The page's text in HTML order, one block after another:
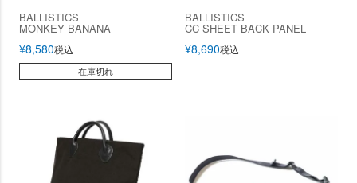
BALLISTICS
MONKEY BANANA
¥8,580税込
在庫切れ
BALLISTICS
CC SHEET BACK PANEL
¥8,690税込